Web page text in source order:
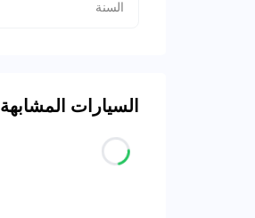
السنة
السيارات المشابهة